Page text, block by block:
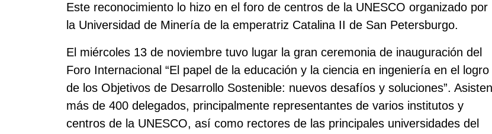
Este reconocimiento lo hizo en el foro de centros de la UNESCO organizado por
la Universidad de Minería de la emperatriz Catalina II de San Petersburgo.
El miércoles 13 de noviembre tuvo lugar la gran ceremonia de inauguración del
Foro Internacional “El papel de la educación y la ciencia en ingeniería en el logro
de los Objetivos de Desarrollo Sostenible: nuevos desafíos y soluciones”. Asisten
más de 400 delegados, principalmente representantes de varios institutos y
centros de la UNESCO, así como rectores de las principales universidades del